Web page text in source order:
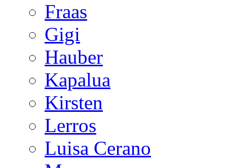
Fraas
Gigi
Hauber
Kapalua
Kirsten
Lerros
Luisa Cerano